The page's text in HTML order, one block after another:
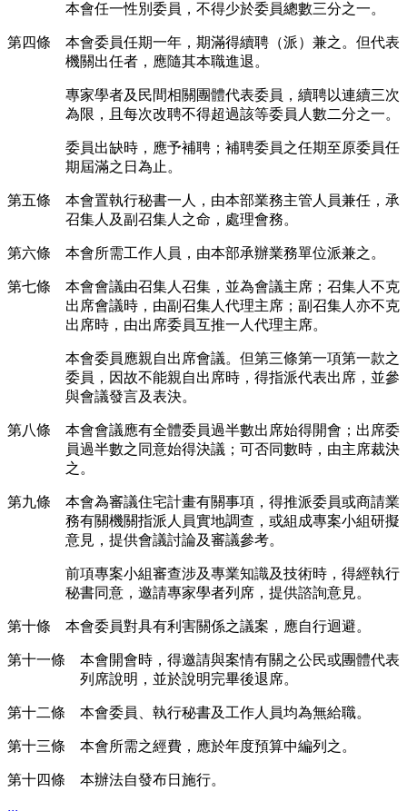
本會任一性別委員，不得少於委員總數三分之一。
第四條 本會委員任期一年，期滿得續聘（派）兼之。但代表
機關出任者，應隨其本職進退。
專家學者及民間相關團體代表委員，續聘以連續三次
為限，且每次改聘不得超過該等委員人數二分之一。
委員出缺時，應予補聘；補聘委員之任期至原委員任
期屆滿之日為止。
第五條 本會置執行秘書一人，由本部業務主管人員兼任，承
召集人及副召集人之命，處理會務。
第六條 本會所需工作人員，由本部承辦業務單位派兼之。
第七條 本會會議由召集人召集，並為會議主席；召集人不克
出席會議時，由副召集人代理主席；副召集人亦不克
出席時，由出席委員互推一人代理主席。
本會委員應親自出席會議。但第三條第一項第一款之
委員，因故不能親自出席時，得指派代表出席，並參
與會議發言及表決。
第八條 本會會議應有全體委員過半數出席始得開會；出席委
員過半數之同意始得決議；可否同數時，由主席裁決
之。
第九條 本會為審議住宅計畫有關事項，得推派委員或商請業
務有關機關指派人員實地調查，或組成專案小組研擬
意見，提供會議討論及審議參考。
前項專案小組審查涉及專業知識及技術時，得經執行
秘書同意，邀請專家學者列席，提供諮詢意見。
第十條 本會委員對具有利害關係之議案，應自行迴避。
第十一條 本會開會時，得邀請與案情有關之公民或團體代表
列席說明，並於說明完畢後退席。
第十二條 本會委員、執行秘書及工作人員均為無給職。
第十三條 本會所需之經費，應於年度預算中編列之。
第十四條 本辦法自發布日施行。